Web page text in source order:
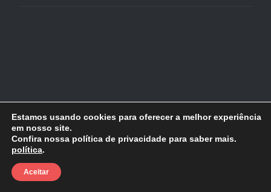
© Copyright
Estamos usando cookies para oferecer a melhor experiência
em nosso site.
Confira nossa política de privacidade para saber mais.
política.
Aceitar